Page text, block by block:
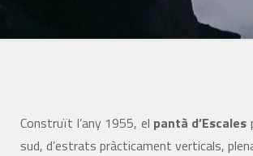
Construït l’any 1955, el pantà d’Escales
sud, d’estrats pràcticament verticals,